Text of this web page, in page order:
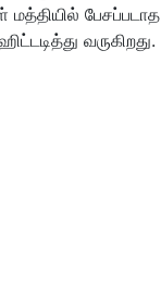
மத்தியில் பேசப்படாத
வருகிறது.